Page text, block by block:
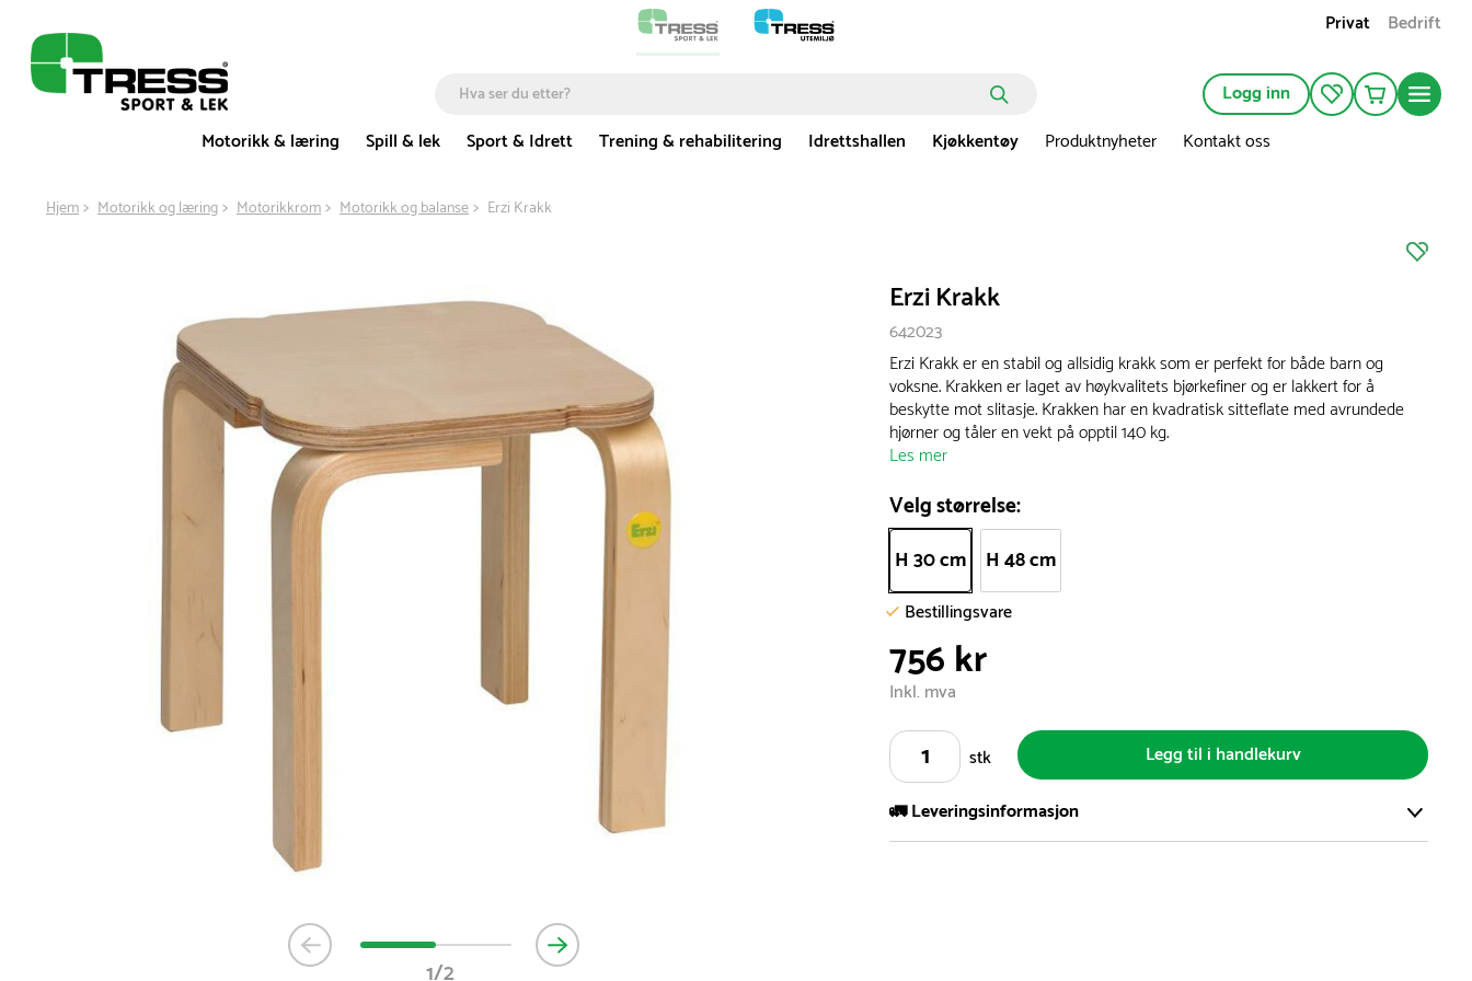
Privat Bedrift
Logg inn
Motorikk & læring
Spill & lek Sport & Idrett Trening & rehabilitering Idrettshallen Kjøkkentøy Produktnyheter Kontakt oss
Hjem Motorikk og læring Motorikkrom Motorikk og balanse Erzi Krakk
1/2
Erzi Krakk
642023
Erzi Krakk er en stabil og allsidig krakk som er perfekt for både barn og
voksne. Krakken er laget av høykvalitets bjørkefiner og er lakkert for å
beskytte mot slitasje. Krakken har en kvadratisk sitteflate med avrundede
hjørner og tåler en vekt på opptil 140 kg.
Les mer
Velg størrelse:
H 30 cm H 48 cm
Bestillingsvare
756 kr
Inkl. mva
stk
Legg til i handlekurv
🚛 Leveringsinformasjon